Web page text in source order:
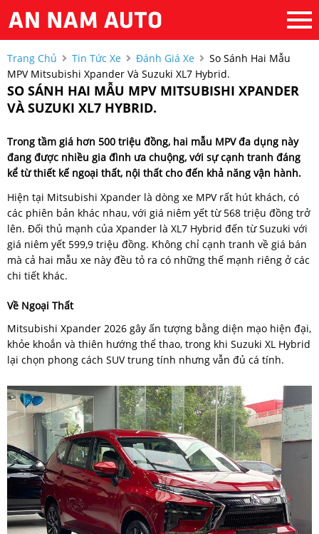
Trang Chủ Tin Tức Xe Đánh Giá Xe
So Sánh Hai Mẫu
MPV Mitsubishi Xpander Và Suzuki XL7 Hybrid.
SO SÁNH HAI MẪU MPV MITSUBISHI XPANDER
VÀ SUZUKI XL7 HYBRID.
Trong tầm giá hơn 500 triệu đồng, hai mẫu MPV đa dụng này
đang được nhiều gia đình ưa chuộng, với sự cạnh tranh đáng
kể từ thiết kế ngoại thất, nội thất cho đến khả năng vận hành.
Hiện tại Mitsubishi Xpander là dòng xe MPV rất hút khách, có
các phiên bản khác nhau, với giá niêm yết từ 568 triệu đồng trở
lên. Đối thủ mạnh của Xpander là XL7 Hybrid đến từ Suzuki với
giá niêm yết 599,9 triệu đồng. Không chỉ cạnh tranh về giá bán
mà cả hai mẫu xe này đều tỏ ra có những thế mạnh riêng ở các
chi tiết khác.
Về Ngoại Thất
Mitsubishi Xpander 2026 gây ấn tượng bằng diện mạo hiện đại,
khỏe khoắn và thiên hướng thể thao, trong khi Suzuki XL Hybrid
lại chọn phong cách SUV trung tính nhưng vẫn đủ cá tính.